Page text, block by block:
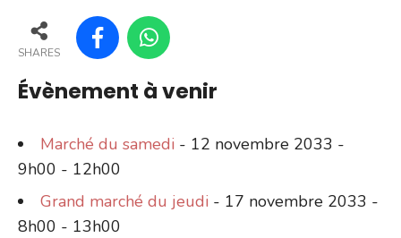
SHARES
Évènement à venir
Marché du samedi - 12 novembre 2033 -
9h00 - 12h00
Grand marché du jeudi - 17 novembre 2033 -
8h00 - 13h00